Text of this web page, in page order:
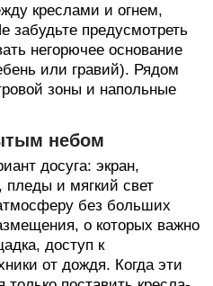
креслами и огнем,
забудьте предусмотреть
негорючее основание
или гравий). Рядом
зоны и напольные
небом
досуга: экран,
пледы и мягкий свет
без больших
о которых важно
доступ к
от дождя. Когда эти